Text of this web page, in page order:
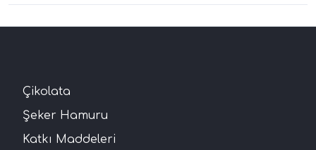
Çikolata
Şeker Hamuru
Katkı Maddeleri